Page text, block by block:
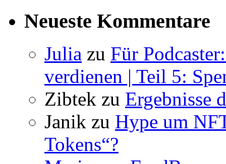
Neueste Kommentare
Julia zu Für
verdienen | Teil 5:
Zibtek zu Ergebnisse
Janik zu Hype um
Tokens“?